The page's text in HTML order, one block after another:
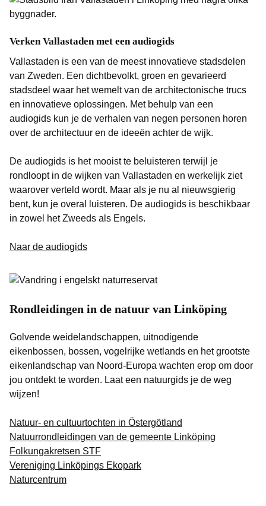
Verken Vallastaden met een audiogids
Vallastaden is een van de meest innovatieve stadsdelen
van Zweden. Een dichtbevolkt, groen en gevarieerd
stadsdeel waar het wemelt van de architectonische trucs
en innovatieve oplossingen. Met behulp van een
audiogids kun je de verhalen van negen personen horen
over de architectuur en de ideeën achter de wijk.
De audiogids is het mooist te beluisteren terwijl je
rondloopt in de wijken van Vallastaden en werkelijk ziet
waarover verteld wordt. Maar als je nu al nieuwsgierig
bent, kun je overal luisteren. De audiogids is beschikbaar
in zowel het Zweeds als Engels.
Naar de audiogids
Rondleidingen in de natuur van Linköping
Golvende weidelandschappen, uitnodigende
eikenbossen, bossen, vogelrijke wetlands en het grootste
eikenlandschap van Noord-Europa wachten erop om door
jou ontdekt te worden. Laat een natuurgids je de weg
wijzen!
Natuur- en cultuurtochten in Östergötland
Natuurrondleidingen van de gemeente Linköping
Folkungakretsen STF
Vereniging Linköpings Ekopark
Naturcentrum